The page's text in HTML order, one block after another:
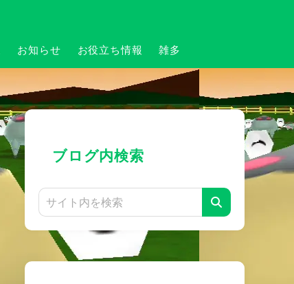
お知らせ お役立ち情報 雑多
ブログ内検索